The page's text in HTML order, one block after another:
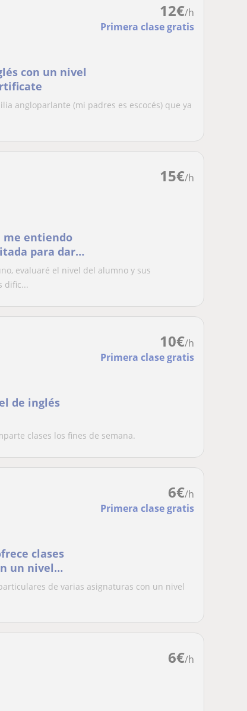
12€/h
Primera clase gratis
con un nivel
angloparlante (mi padres es escocés) que ya
15€/h
me entiendo
para dar
a
evaluaré el nivel del alumno y sus
dific...
10€/h
Primera clase gratis
de inglés
clases los fines de semana.
6€/h
Primera clase gratis
clases
un nivel
el caso dede varias asignaturas con un nivel
6€/h